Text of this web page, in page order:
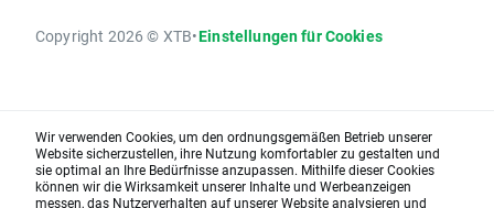
Copyright 2026 © XTB•Einstellungen für Cookies
Wir verwenden Cookies, um den ordnungsgemäßen Betrieb unserer
Website sicherzustellen, ihre Nutzung komfortabler zu gestalten und
sie optimal an Ihre Bedürfnisse anzupassen. Mithilfe dieser Cookies
können wir die Wirksamkeit unserer Inhalte und Werbeanzeigen
messen, das Nutzerverhalten auf unserer Website analysieren und